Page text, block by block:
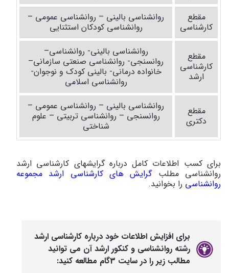
مقطع
کارشناسی
روانشناسی بالینی – روانشناسی عمومی –
روانشناسی کودکان استثنایی
مقطع
کارشناسی
ارشد
روانشناسی بالینی- روانشناسی–
روانسنجی- روانشناسی صنعتی سازمانی–
خانواده درمانی- بالینی کودک و نوجوان-
روانشناسی اسلامی
مقطع
دکتری
روانشناسی بالینی – روانشناسی عمومی –
روانسنجی – روانشناسی تربیتی – علوم
شناختی
برای کسب اطلاعات کامل درباره گرایشهای کارشناسی ارشد
روانشناسی مطلبگرایش های کارشناسی ارشد مجموعه
روانشناسی را بخوانید.
برای افزایش اطلاعات خود درباره کارشناسی ارشد
رشته روانشناسی و کنکور ارشد آن می توانید
مطالب زیر را در سایت 3گام مطالعه کنید: